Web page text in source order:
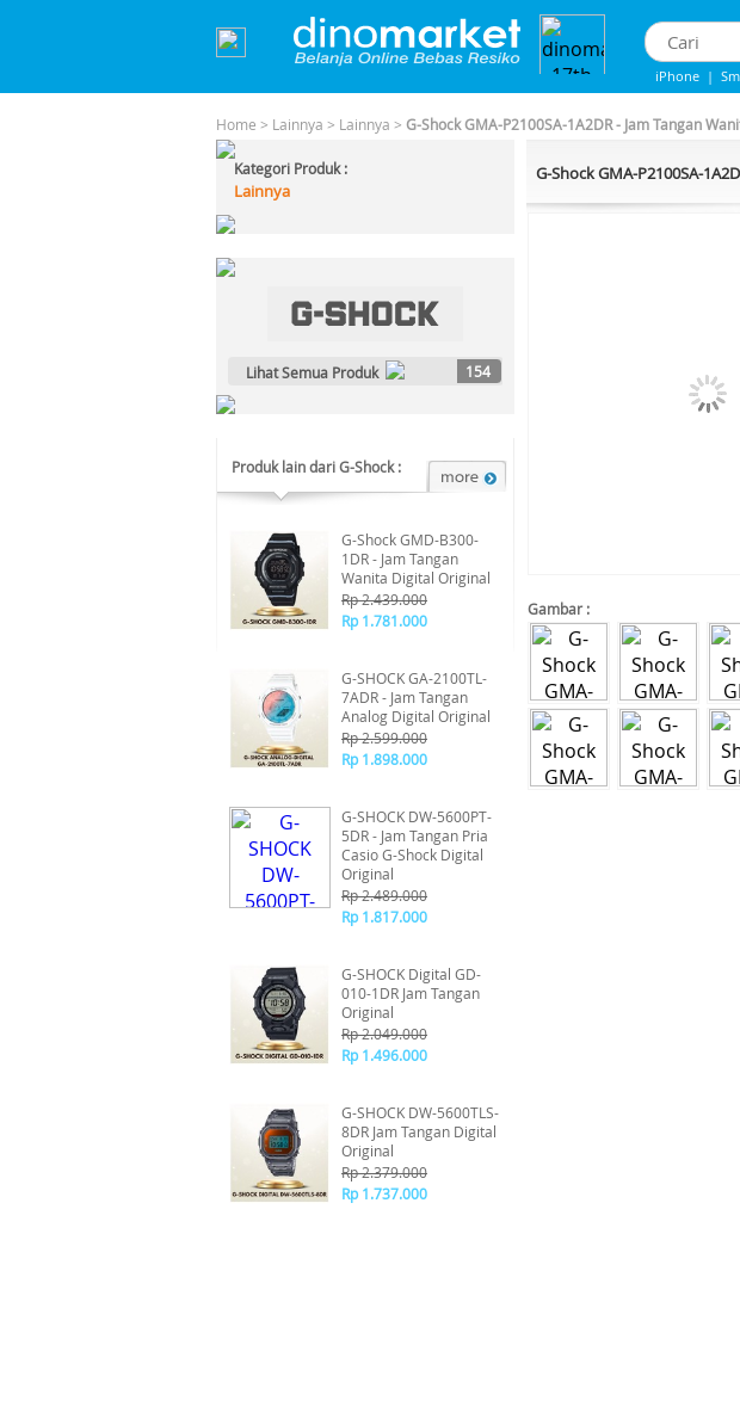
iPhone |
Home > Lainnya > Lainnya > G-Shock GMA-P2100SA-1A2DR - Jam Tangan
Kategori Produk :
Lainnya
Lihat Semua Produk 154
Produk lain dari G-Shock :
G-Shock GMD-B300-
1DR - Jam Tangan
Wanita Digital Original
Rp 2.439.000
Rp 1.781.000
G-SHOCK GA-2100TL-
7ADR - Jam Tangan
Analog Digital Original
Rp 2.599.000
Rp 1.898.000
G-SHOCK DW-5600PT-
5DR - Jam Tangan Pria
Casio G-Shock Digital
Original
Rp 2.489.000
Rp 1.817.000
G-SHOCK Digital GD-
010-1DR Jam Tangan
Original
Rp 2.049.000
Rp 1.496.000
G-SHOCK DW-5600TLS-
8DR Jam Tangan Digital
Original
Rp 2.379.000
Rp 1.737.000
G-Shock GMA-P2100SA-
Gambar :